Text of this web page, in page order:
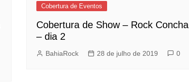
Cobertura de Eventos
Cobertura de Show – Rock Concha
– dia 2
BahiaRock 28 de julho de 2019 0